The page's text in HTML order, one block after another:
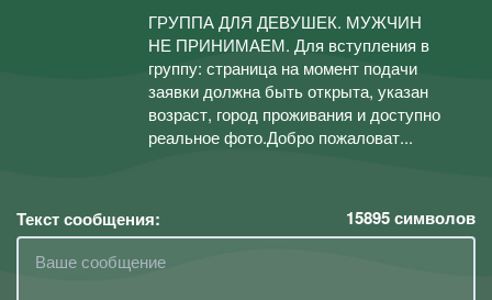
ГРУППА ДЛЯ ДЕВУШЕК. МУЖЧИН
НЕ ПРИНИМАЕМ. Для вступления в
группу: страница на момент подачи
заявки должна быть открыта, указан
возраст, город проживания и доступно
реальное фото.Добро пожаловат...
Текст сообщения: 15895символов